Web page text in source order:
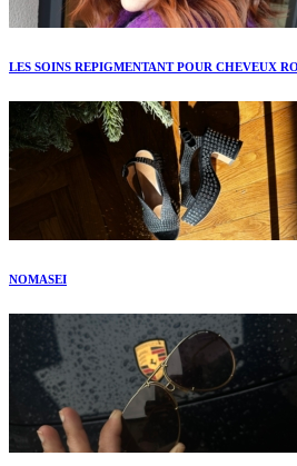
LES SOINS REPIGMENTANT POUR CHEVEUX
NOMASEI